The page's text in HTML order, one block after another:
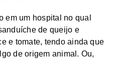
em um hospital no qual
de queijo e
e tomate, tendo ainda que
de origem animal. Ou,